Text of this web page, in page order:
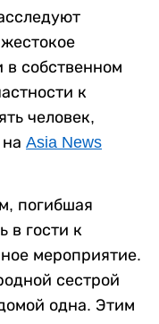
в собственном
к
человек,
Asia News
погибшая
в гости к
мероприятие.
сестрой
одна. Этим